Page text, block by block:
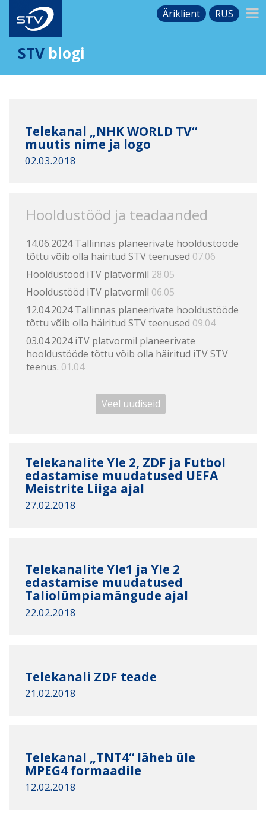
Äriklient RUS
STV blogi
Telekanal „NHK WORLD TV“
muutis nime ja logo
02.03.2018
Hooldustööd ja teadaanded
14.06.2024 Tallinnas planeerivate hooldustööde
tõttu võib olla häiritud STV teenused 07.06
Hooldustööd iTV platvormil 28.05
Hooldustööd iTV platvormil 06.05
12.04.2024 Tallinnas planeerivate hooldustööde
tõttu võib olla häiritud STV teenused 09.04
03.04.2024 iTV platvormil planeerivate
hooldustööde tõttu võib olla häiritud iTV STV
teenus. 01.04
Veel uudiseid
Telekanalite Yle 2, ZDF ja Futbol
edastamise muudatused UEFA
Meistrite Liiga ajal
27.02.2018
Telekanalite Yle1 ja Yle 2
edastamise muudatused
Taliolümpiamängude ajal
22.02.2018
Telekanali ZDF teade
21.02.2018
Telekanal „TNT4“ läheb üle
MPEG4 formaadile
12.02.2018